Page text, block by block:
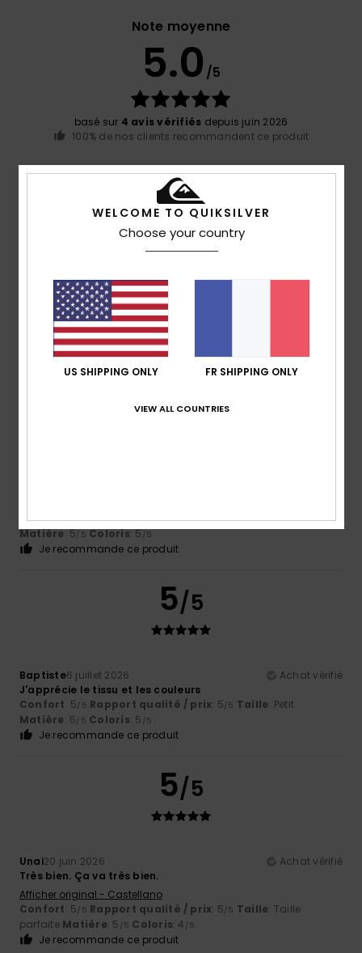
Note moyenne
5.0 /5
basé sur 4 avis vérifiés depuis juin 2026
100% de nos clients recommandent ce produit
Confort
Rapport qualité / prix
Matière
Coloris
5/5
Confort: 5/5 Rapport qualité / prix: 5/5 Taille: Petit
Matière: 5/5 Coloris: 5/5
Je recommande ce produit
5/5
Baptiste6 juillet 2026
Achat vérifié
J'apprécie le tissu et les couleurs
Confort: 5/5 Rapport qualité / prix: 5/5 Taille: Petit
Matière: 5/5 Coloris: 5 /5
Je recommande ce produit
5/5
Unai20 juin 2026
Achat vérifié
Très bien. Ça va très bien.
Afficher original - Castellano
Confort: 5/5 Rapport qualité / prix: 5/5 Taille: Taille
parfaite Matière: 5 /5 Coloris: 4 /5
Je recommande ce produit
WELCOME TO QUIKSILVER
Choose your country
US SHIPPING ONLY FR SHIPPING ONLY
VIEW ALL COUNTRIES